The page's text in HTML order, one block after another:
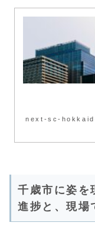
next-sc-
千歳市に姿を
進捗と、現場